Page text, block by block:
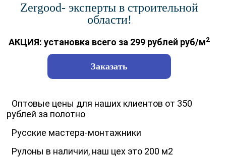
Zergood- эксперты в строительной
области!
АКЦИЯ: установка всего за 299 рублей руб/м2
Заказать
Оптовые цены для наших клиентов от 350
рублей за полотно
Русские мастера-монтажники
Рулоны в наличии, наш цех это 200 м2